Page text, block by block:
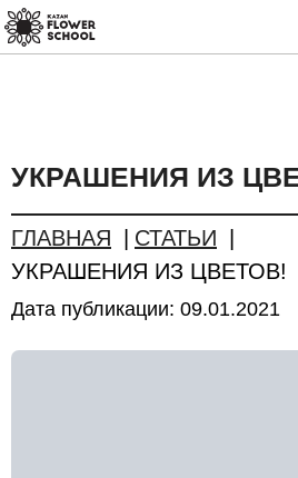
УКРАШЕНИЯ ИЗ
ГЛАВНАЯ
СТАТЬИ
УКРАШЕНИЯ ИЗ ЦВЕТОВ!
Дата публикации: 09.01.2021